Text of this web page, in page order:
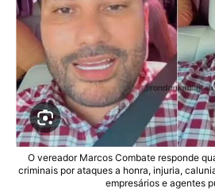
O vereador Marcos Combate responde
criminais por ataques a honra, injuria,
empresários e agentes